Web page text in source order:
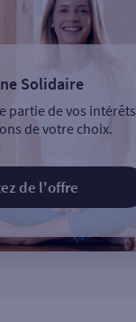
Solidaire
partie de vos intérêts
de votre choix.
de l'offre